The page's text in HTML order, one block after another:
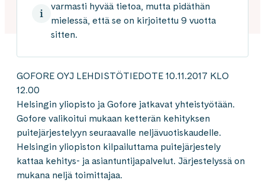
varmasti hyvää tietoa, mutta pidäthän
mielessä, että se on kirjoitettu 9 vuotta
sitten.
GOFORE OYJ LEHDISTÖTIEDOTE 10.11.2017 KLO
12.00
Helsingin yliopisto ja Gofore jatkavat yhteistyötään.
Gofore valikoitui mukaan ketterän kehityksen
puitejärjestelyyn seuraavalle neljävuotiskaudelle.
Helsingin yliopiston kilpailuttama puitejärjestely
kattaa kehitys- ja asiantuntijapalvelut. Järjestelyssä on
mukana neljä toimittajaa.